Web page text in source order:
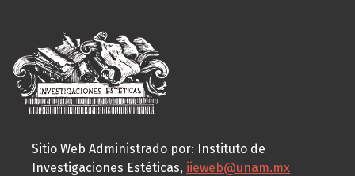
Sitio Web Administrado por: Instituto de
Investigaciones Estéticas, iieweb@unam.mx